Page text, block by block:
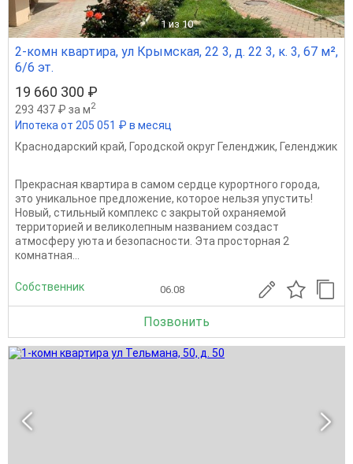
1 из 10
2-комн квартира, ул Крымская, 22 3, д. 22 3, к. 3, 67 м²,
6/6 эт.
19 660 300 ₽
293 437 ₽ за м2
Ипотека от 205 051 ₽ в месяц
Краснодарский край, Городской округ Геленджик, Геленджик
Прекрасная квартира в самом сердце курортного города,
это уникальное предложение, которое нельзя упустить!
Новый, стильный комплекс с закрытой охраняемой
территорией и великолепным названием создаст
атмосферу уюта и безопасности. Эта просторная 2
комнатная...
Собственник 06.08
Позвонить